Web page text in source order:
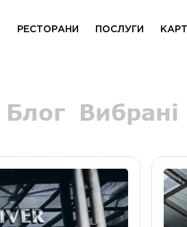
РЕСТОРАНИ ПОСЛУГИ
Блог Вибрані